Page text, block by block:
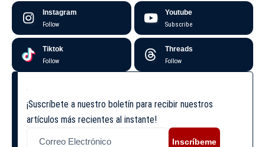
Instagram
Follow
Youtube
Subscribe
Tiktok
Follow
Threads
Follow
¡Suscríbete a nuestro boletín para recibir nuestros
artículos más recientes al instante!
Inscríbeme